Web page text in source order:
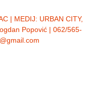
| MEDIJ: URBAN CITY,
Popović | 062/565-